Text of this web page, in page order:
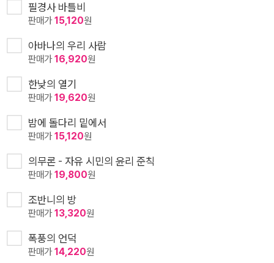
필경사 바틀비
판매가15,120원
아바나의 우리 사람
판매가16,920원
한낮의 열기
판매가19,620원
밤에 돌다리 밑에서
판매가15,120원
의무론 - 자유 시민의 윤리 준칙
판매가19,800원
조반니의 방
판매가13,320원
폭풍의 언덕
판매가14,220원